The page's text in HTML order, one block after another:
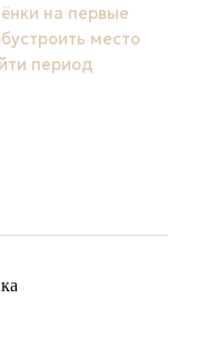
на первые
место
период